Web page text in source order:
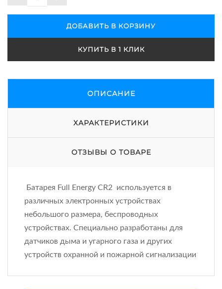
ДОБАВИТЬ В КОРЗИНУ
КУПИТЬ В 1 КЛИК
ОПИСАНИЕ
ХАРАКТЕРИСТИКИ
ОТЗЫВЫ О ТОВАРЕ
Батарея Full Energy CR2 используется в
различных электронных устройствах
небольшого размера, беспроводных
устройствах. Специально разработаны для
датчиков дыма и угарного газа и других
устройств охранной и пожарной сигнализации